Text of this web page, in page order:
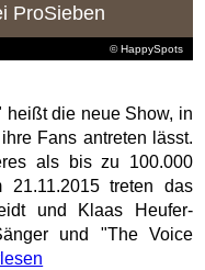
© HappySpots
ProSieben
heißt die neue Show, in
Fans antreten lässt.
als bis zu 100.000
treten das
und Klaas Heufer-
und "The Voice